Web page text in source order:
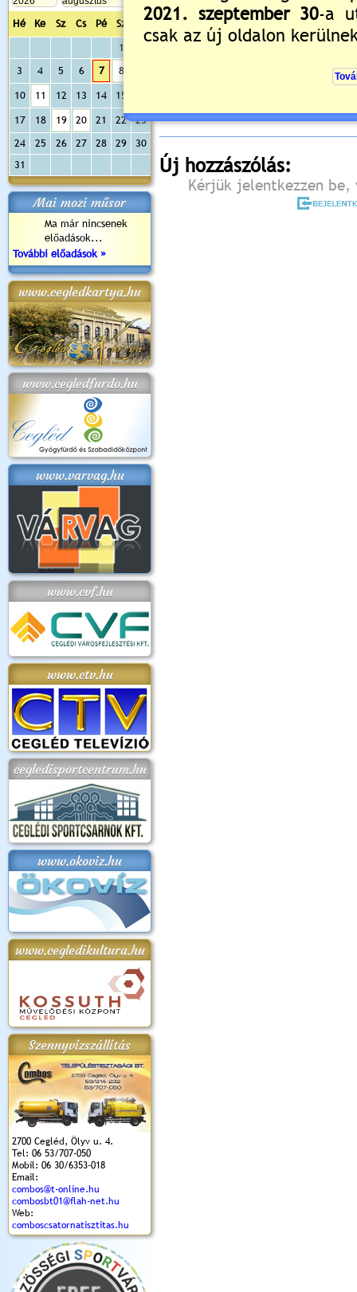
Hé Ke Sz Cs Pé Sz
Va
1
3
4 5 6 7 8
10 11 12 13 14 15
17 18 19 20 21 22
23
24
25 26 27 28 29
30
31
Mai mozi műsor
Ma már nincsenek
előadások...
További előadások »
www.cegledkartya.hu
www.cegledfurdo.hu
www.varvag.hu
www.cvf.hu
www.ctv.hu
cegledisportcentrum.hu
www.okoviz.hu
www.cegledikultura.hu
Szennyvízszállítás
2700 Cegléd, Ölyv u. 4.
Tel: 06 53/707-050
Mobil: 06 30/6353-018
Email:
combos@t-online.hu
combosbt01@flah-net.hu
Web:
comboscsatornatisztitas.hu
Még nincsenek hozzászólások
Új hozzászólás:
Kérjük jelentkezzen be,
2018.
Kossuth Toborzó
Ünnepély
Szent István Ünnepe
(2017. 08. 20.)